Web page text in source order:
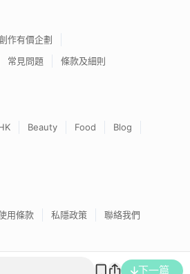
下一篇
作有價企劃
常見問題 條款及細則
Beauty Food
Blog
用條款 私隱政策 聯絡我們